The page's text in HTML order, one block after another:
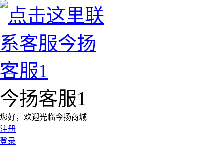
今扬客服1
您好，欢迎光临今扬商城
注册
登录